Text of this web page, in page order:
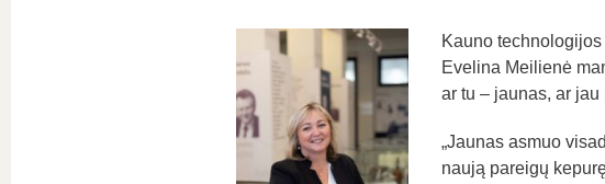
Kauno
Evelina Meilienė
ar tu – jaunas, ar
„Jaunas asmuo
naują pareigų